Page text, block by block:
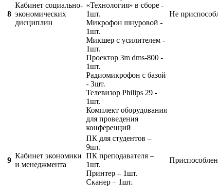
8
Кабинет социально-
экономических
дисциплин
«Технология» в сборе -
1шт.
Микрофон шнуровой -
1шт.
Микшер с усилителем -
1шт.
Проектор 3m dms-800 -
1шт.
Радиомикрофон с базой
- 3шт.
Телевизор Philips 29 -
1шт.
Комплект оборудования
для проведения
конференций
Не
9
Кабинет экономики
и менеджмента
ПК для студентов –
9шт.
ПК преподавателя –
1шт.
Принтер – 1шт.
Сканер – 1шт.
Приспособлен